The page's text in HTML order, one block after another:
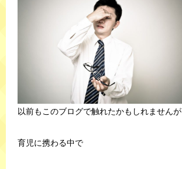
以前もこのブログで触れたかもしれませんが
育児に携わる中で